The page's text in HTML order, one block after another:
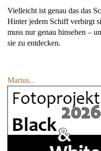
Vielleicht ist genau das das
Hinter jedem Schiff verbirgt
muss nur genau hinsehen –
sie zu entdecken.
Marius...